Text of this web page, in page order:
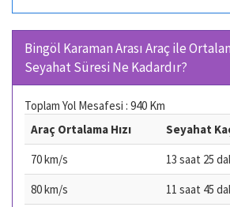
Bingöl Karaman Arası Araç ile
Seyahat Süresi Ne Kadardır?
Toplam Yol Mesafesi : 940 Km
Araç Ortalama Hızı
Seyahat
70 km/s
13 saat 25
80 km/s
11 saat 45